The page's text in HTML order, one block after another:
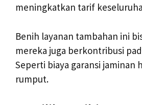
meningkatkan tarif
Benih layanan tambahan ini
mereka juga berkontribusi
Seperti biaya garansi jaminan
rumput.